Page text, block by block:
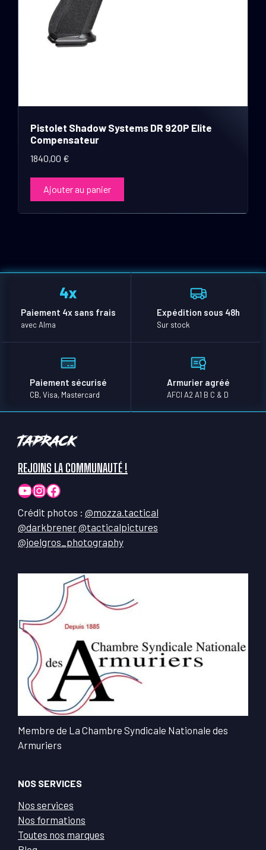
Pistolet Shadow Systems DR 920P Elite
Compensateur
1840,00 €
Ajouter au panier
Paiement 4x sans frais
avec Alma
Expédition sous 48h
Sur stock
Paiement sécurisé
CB, Visa, Mastercard
Armurier agréé
AFCI A2 A1 B C & D
TapRack
REJOINS LA COMMUNAUTÉ !
YouTube
Instagram
Facebook
Crédit photos : @mozza.tactical
@darkbrener@tacticalpictures
@joelgros_photography
Membre de La Chambre Syndicale Nationale des
Armuriers
NOS SERVICES
Nos services
Nos formations
Toutes nos marques